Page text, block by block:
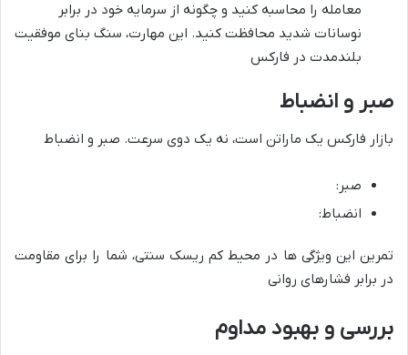
معامله را محاسبه کنید و چگونه از سرمایه خود در برابر
نوسانات شدید محافظت کنید. این مهارت، سنگ بنای موفقیت
بلندمدت در فارکس
صبر و انضباط
بازار فارکس یک ماراتن است، نه یک دوی سرعت. صبر و انضباط
صبر:
انضباط:
تمرین این ویژگی ها در محیط کم ریسک سنتی، شما را برای مقاومت
در برابر فشارهای روانی
بررسی و بهبود مداوم